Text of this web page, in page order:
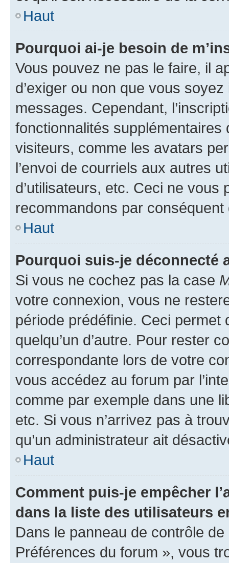
Haut
Pourquoi ai-je besoin de
Vous pouvez ne pas le faire, il
d’exiger ou non que vous
messages. Cependant,
fonctionnalités
visiteurs, comme les avatars
l’envoi de courriels aux autres
d’utilisateurs, etc. Ceci ne vous
recommandons par conséquent
Haut
Pourquoi suis-je déconnecté
Si vous ne cochez pas la case
votre connexion, vous ne
période prédéfinie. Ceci permet
quelqu’un d’autre. Pour rester
correspondante lors de votre
vous accédez au forum par
comme par exemple dans une
etc. Si vous n’arrivez pas à
qu’un administrateur ait
Haut
Comment puis-je empêcher
dans la liste des utilisateurs
Dans le panneau de contrôle
Préférences du forum », vous